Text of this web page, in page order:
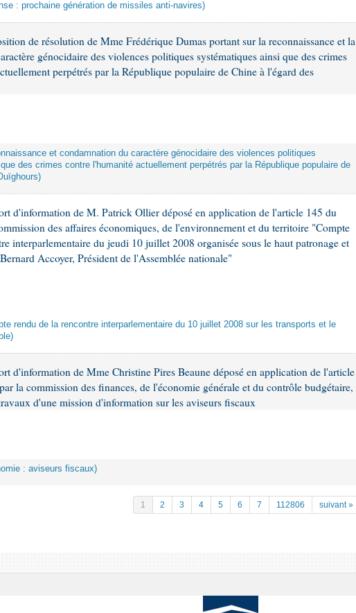
: prochaine génération de missiles anti-navires)
de résolution de Mme Frédérique Dumas portant sur la reconnaissance et la
génocidaire des violences politiques systématiques ainsi que des crimes
perpétrés par la République populaire de Chine à l'égard des
et condamnation du caractère génocidaire des violences politiques
des crimes contre l'humanité actuellement perpétrés par la République populaire de
d'information de M. Patrick Ollier déposé en application de l'article 145 du
des affaires économiques, de l'environnement et du territoire "Compte
interparlementaire du jeudi 10 juillet 2008 organisée sous le haut patronage et
Accoyer, Président de l'Assemblée nationale"
rendu de la rencontre interparlementaire du 10 juillet 2008 sur les transports et le
d'information de Mme Christine Pires Beaune déposé en application de l'article
la commission des finances, de l'économie générale et du contrôle budgétaire,
d'une mission d'information sur les aviseurs fiscaux
: aviseurs fiscaux)
1 2 3 4 5 6 7 112806 suivant »